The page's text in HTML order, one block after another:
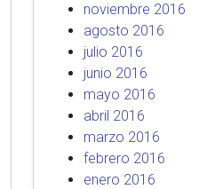
noviembre 2016
agosto 2016
julio 2016
junio 2016
mayo 2016
abril 2016
marzo 2016
febrero 2016
enero 2016